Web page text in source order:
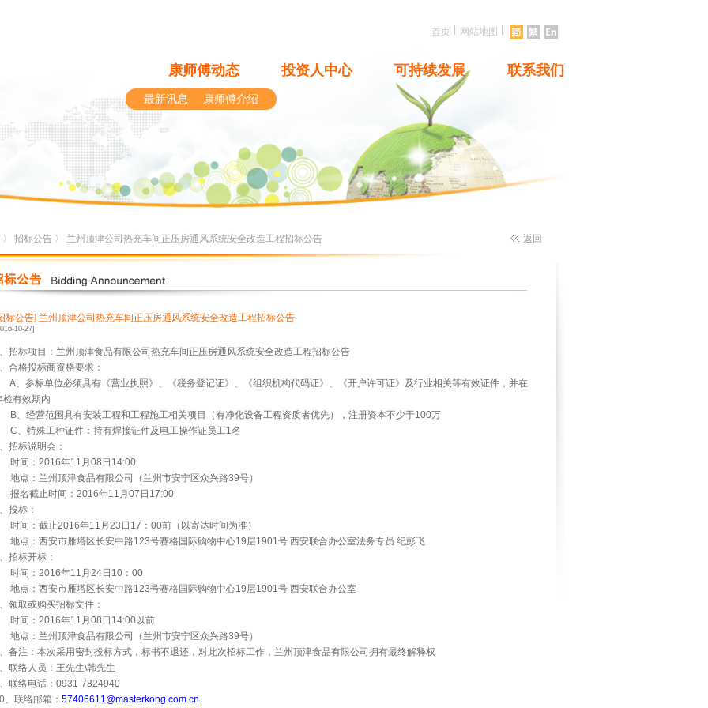
首页 网站地图
康师傅动态 投资人中心 可持续发展 联系我们
最新讯息 康师傅介绍
〉 招标公告 〉 兰州顶津公司热充车间正压房通风系统安全改造工程招标公告 返回
标公告] 兰州顶津公司热充车间正压房通风系统安全改造工程招标公告
10-27]
、招标项目：兰州顶津食品有限公司热充车间正压房通风系统安全改造工程招标公告
、合格投标商资格要求：
A、参标单位必须具有《营业执照》、《税务登记证》、《组织机构代码证》、《开户许可证》及行业相关等有效证件，并在
检有效期内
B、经营范围具有安装工程和工程施工相关项目（有净化设备工程资质者优先），注册资本不少于100万
C、特殊工种证件：持有焊接证件及电工操作证员工1名
、招标说明会：
时间： 2016年11 月 08 日 14:00
地点：兰州顶津食品有限公司（兰州市安宁区众兴路39号）
报名截止时间： 2016年11 月 07 日 17:00
、投标：
时间：截止2016年11 月 23 日 17 ： 00前（以寄达时间为准）
地点：西安市雁塔区长安中路123号赛格国际购物中心19层1901号 西安联合办公室法务专员 纪彭飞
、招标开标：
时间： 2016年11 月 24日 10 ： 00
地点：西安市雁塔区长安中路123号赛格国际购物中心19层1901号 西安联合办公室
、领取或购买招标文件：
时间： 2016年11 月 08 日 14:00以前
地点：兰州顶津食品有限公司（兰州市安宁区众兴路39号）
、备注：本次采用密封投标方式，标书不退还，对此次招标工作，兰州顶津食品有限公司拥有最终解释权
、联络人员：王先生\韩先生
、联络电话： 0931-7824940
、联络邮箱： 57406611@masterkong.com.cn